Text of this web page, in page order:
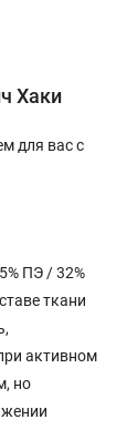
Хаки
для вас с
ПЭ / 32%
ткани
активном
но